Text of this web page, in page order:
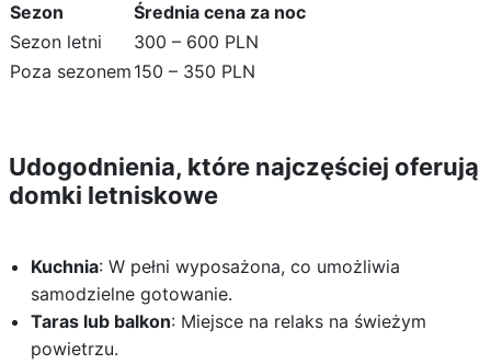
Sezon
Średnia cena za noc
Sezon letni
300 – 600 PLN
Poza sezonem 150 – 350 PLN
Udogodnienia, które najczęściej oferują
domki letniskowe
Kuchnia: W pełni wyposażona, co umożliwia
samodzielne gotowanie.
Taras lub balkon: Miejsce na relaks na świeżym
powietrzu.